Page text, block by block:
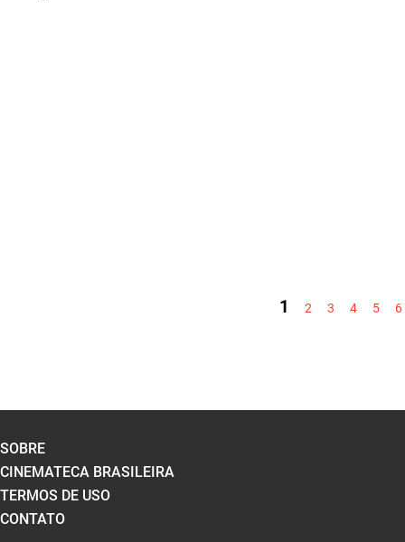
1 2 3 4 5 6
SOBRE
CINEMATECA BRASILEIRA
TERMOS DE USO
CONTATO